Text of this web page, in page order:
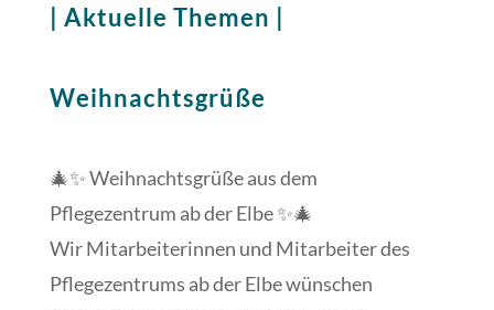
| Aktuelle Themen |
Weihnachtsgrüße
🎄✨ Weihnachtsgrüße aus dem
Pflegezentrum ab der Elbe ✨🎄
Wir Mitarbeiterinnen und Mitarbeiter des
Pflegezentrums ab der Elbe wünschen